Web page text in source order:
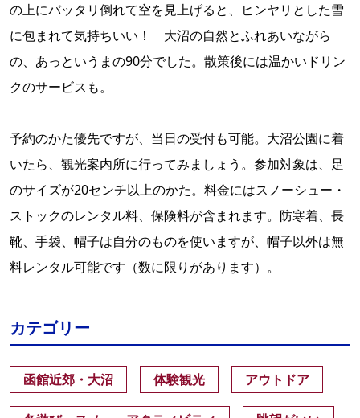
の上にバッタリ倒れて空を見上げると、ヒンヤリとした雪
に包まれて気持ちいい！ 大沼の自然とふれあいながら
の、あっというまの90分でした。散策後には温かいドリン
クのサービスも。
予約のかた優先ですが、当日の受付も可能。大沼公園に着
いたら、観光案内所に行ってみましょう。参加対象は、足
のサイズが20センチ以上のかた。料金にはスノーシュー・
ストックのレンタル料、保険料が含まれます。防寒着、長
靴、手袋、帽子は自分のものを使いますが、帽子以外は無
料レンタル可能です（数に限りがあります）。
カテゴリー
函館近郊・大沼 体験観光 アウトドア